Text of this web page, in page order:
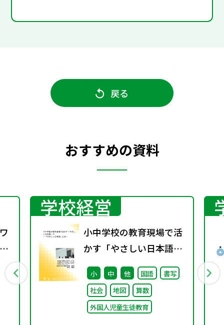
戻る
おすすめの資料
学校経営
小中学校の教育現場で活
かす「やさしい日本語」
① ～「やさしい日本語」
とは～
小 中 他 国語
書写
社会
地図
算数
外国人児童生徒教育